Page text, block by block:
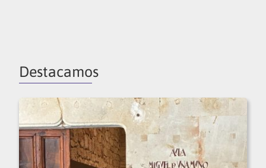
Destacamos